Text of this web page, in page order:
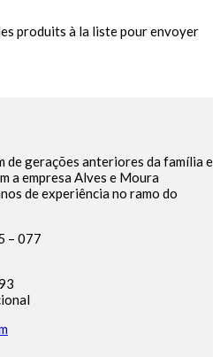
produits à la liste pour envoyer
de gerações anteriores da família e
a empresa Alves e Moura
de experiência no ramo do
– 077